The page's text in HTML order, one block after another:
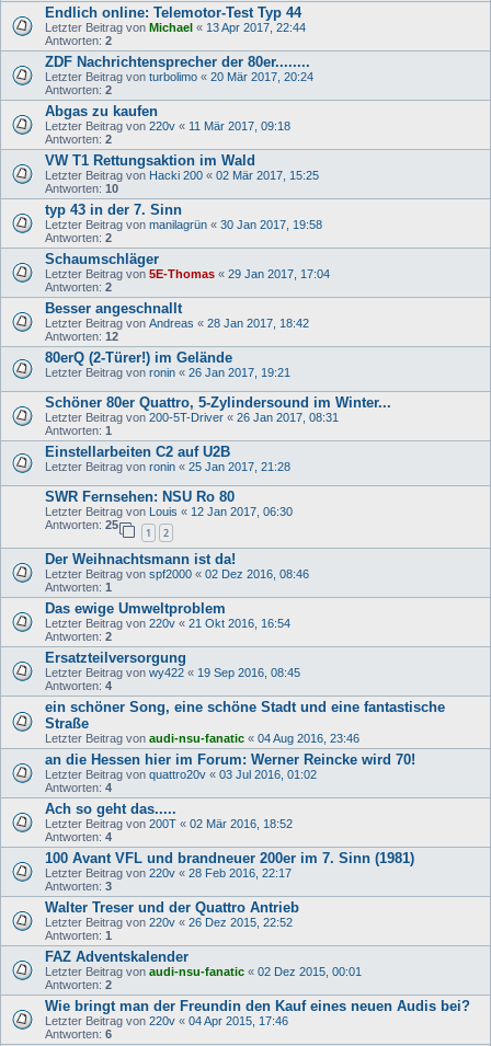
Endlich online: Telemotor-Test Typ 44
Letzter Beitrag von Michael « 13 Apr 2017, 22:44
Antworten: 2
ZDF Nachrichtensprecher der 80er........
Letzter Beitrag von turbolimo « 20 Mär 2017, 20:24
Antworten: 2
Abgas zu kaufen
Letzter Beitrag von 220v « 11 Mär 2017, 09:18
Antworten: 2
VW T1 Rettungsaktion im Wald
Letzter Beitrag von Hacki 200 « 02 Mär 2017, 15:25
Antworten: 10
typ 43 in der 7. Sinn
Letzter Beitrag von manilagrün « 30 Jan 2017, 19:58
Antworten: 2
Schaumschläger
Letzter Beitrag von 5E-Thomas « 29 Jan 2017, 17:04
Antworten: 2
Besser angeschnallt
Letzter Beitrag von Andreas « 28 Jan 2017, 18:42
Antworten: 12
80erQ (2-Türer!) im Gelände
Letzter Beitrag von ronin « 26 Jan 2017, 19:21
Schöner 80er Quattro, 5-Zylindersound im Winter...
Letzter Beitrag von 200-5T-Driver « 26 Jan 2017, 08:31
Antworten: 1
Einstellarbeiten C2 auf U2B
Letzter Beitrag von ronin « 25 Jan 2017, 21:28
SWR Fernsehen: NSU Ro 80
Letzter Beitrag von Louis « 12 Jan 2017, 06:30
Antworten: 25
1 2
Der Weihnachtsmann ist da!
Letzter Beitrag von spf2000 « 02 Dez 2016, 08:46
Antworten: 1
Das ewige Umweltproblem
Letzter Beitrag von 220v « 21 Okt 2016, 16:54
Antworten: 2
Ersatzteilversorgung
Letzter Beitrag von wy422 « 19 Sep 2016, 08:45
Antworten: 4
ein schöner Song, eine schöne Stadt und eine fantastische
Straße
Letzter Beitrag von audi-nsu-fanatic « 04 Aug 2016, 23:46
an die Hessen hier im Forum: Werner Reincke wird 70!
Letzter Beitrag von quattro20v « 03 Jul 2016, 01:02
Antworten: 4
Ach so geht das.....
Letzter Beitrag von 200T « 02 Mär 2016, 18:52
Antworten: 4
100 Avant VFL und brandneuer 200er im 7. Sinn (1981)
Letzter Beitrag von 220v « 28 Feb 2016, 22:17
Antworten: 3
Walter Treser und der Quattro Antrieb
Letzter Beitrag von 220v « 26 Dez 2015, 22:52
Antworten: 1
FAZ Adventskalender
Letzter Beitrag von audi-nsu-fanatic « 02 Dez 2015, 00:01
Antworten: 2
Wie bringt man der Freundin den Kauf eines neuen Audis bei?
Letzter Beitrag von 220v « 04 Apr 2015, 17:46
Antworten: 6